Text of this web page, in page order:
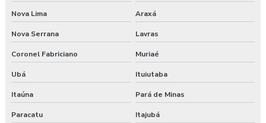
Exames complementares aso
Gerenciamento de risco no trabalho
Gerenciamento de riscos segurança do trabalho
Laudo ambiental e ergonômico do local de trabalho
Nova Lima Araxá
Nova Serrana Lavras
Coronel Fabriciano Muriaé
Ubá Ituiutaba
Itaúna Pará de Minas
Paracatu Itajubá